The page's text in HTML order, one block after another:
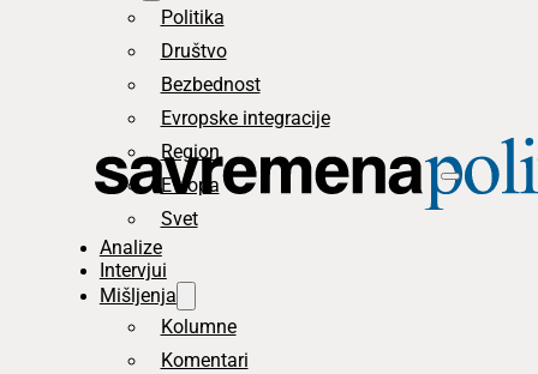
Politika
Društvo
Bezbednost
Evropske integracije
Region
Evropa
Svet
Analize
Intervjui
Mišljenja
Kolumne
Komentari